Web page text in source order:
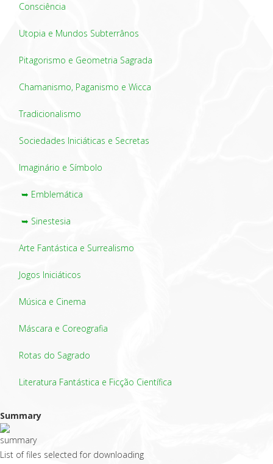
Consciência
Utopia e Mundos Subterrânos
Pitagorismo e Geometria Sagrada
Chamanismo, Paganismo e Wicca
Tradicionalismo
Sociedades Iniciáticas e Secretas
Imaginário e Símbolo
➥ Emblemática
➥ Sinestesia
Arte Fantástica e Surrealismo
Jogos Iniciáticos
Música e Cinema
Máscara e Coreografia
Rotas do Sagrado
Literatura Fantástica e Ficção Científica
Summary
List of files selected for downloading